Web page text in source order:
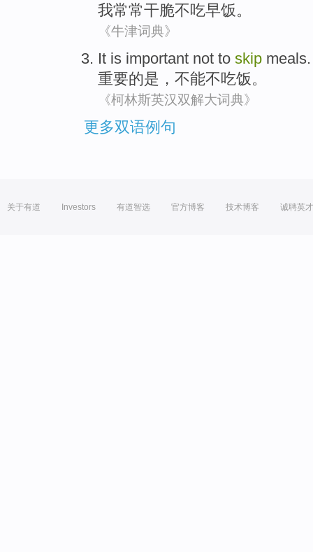
我常常干脆不吃早饭。
《牛津词典》
It is important not to skip meals.
重要的是 ， 不能不吃饭。
《柯林斯英汉双解大词典》
更多双语例句
关于有道 Investors 有道智选 官方博客 技术博客 诚聘英才